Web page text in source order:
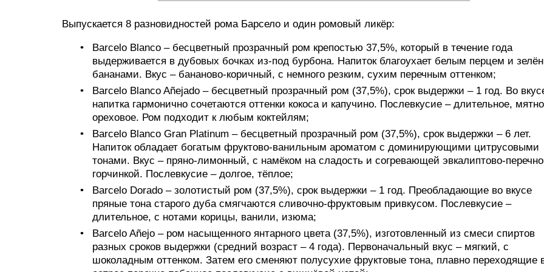
Выпускается 8 разновидностей рома Барсело и один ромовый ликёр:
Barcelo Blanco – бесцветный прозрачный ром крепостью 37,5%, который в течение года
выдерживается в дубовых бочках из-под бурбона. Напиток благоухает белым перцем и
бананами. Вкус – бананово-коричный, с немного резким, сухим перечным оттенком;
Barcelo Blanco Añejado – бесцветный прозрачный ром (37,5%), срок выдержки – 1 год. Во
напитка гармонично сочетаются оттенки кокоса и капучино. Послевкусие – длительное,
ореховое. Ром подходит к любым коктейлям;
Barcelo Blanco Gran Platinum – бесцветный прозрачный ром (37,5%), срок выдержки – 6 лет.
Напиток обладает богатым фруктово-ванильным ароматом с доминирующими цитрусовыми
тонами. Вкус – пряно-лимонный, с намёком на сладость и согревающей эвкалиптово-
горчинкой. Послевкусие – долгое, тёплое;
Barcelo Dorado – золотистый ром (37,5%), срок выдержки – 1 год. Преобладающие во вкусе
пряные тона старого дуба смягчаются сливочно-фруктовым привкусом. Послевкусие –
длительное, с нотами корицы, ванили, изюма;
Barcelo Añejo – ром насыщенного янтарного цвета (37,5%), изготовленный из смеси спиртов
разных сроков выдержки (средний возраст – 4 года). Первоначальный вкус – мягкий, с
шоколадным оттенком. Затем его сменяют полусухие фруктовые тона, плавно переходящие